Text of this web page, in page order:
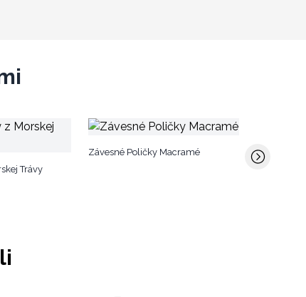
Trávy
Závesné Poličky Macramé
Stolíky z